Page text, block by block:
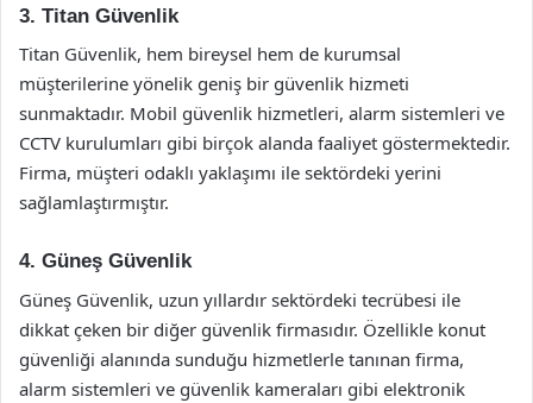
3. Titan Güvenlik
Titan Güvenlik, hem bireysel hem de kurumsal
müşterilerine yönelik geniş bir güvenlik hizmeti
sunmaktadır. Mobil güvenlik hizmetleri, alarm sistemleri ve
CCTV kurulumları gibi birçok alanda faaliyet göstermektedir.
Firma, müşteri odaklı yaklaşımı ile sektördeki yerini
sağlamlaştırmıştır.
4. Güneş Güvenlik
Güneş Güvenlik, uzun yıllardır sektördeki tecrübesi ile
dikkat çeken bir diğer güvenlik firmasıdır. Özellikle konut
güvenliği alanında sunduğu hizmetlerle tanınan firma,
alarm sistemleri ve güvenlik kameraları gibi elektronik